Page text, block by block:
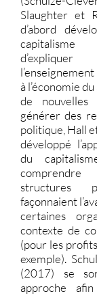
Slaughter et
d’abord
capitalisme
à l’économie
de
générer des
politique, Hall
développé
du
structures
façonnaient
certaines
contexte de
(pour les
exemple).
(2017) se
approche